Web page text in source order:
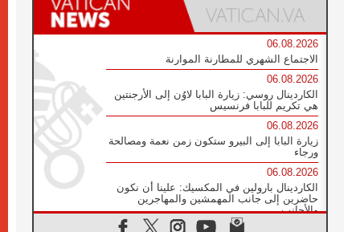
06.08.2026
الاجتماع الشهري للمطارنة الموارنة
06.08.2026
الكاردينال روسي: زيارة البابا لاوُن إلى الأرجنتين
هي تكريم للبابا فرنسيس
06.08.2026
زيارة البابا إلى البيرو ستكون زمن نعمة ومصالحة
ورجاء
06.08.2026
الكاردينال بارولين في المكسيك: علينا أن نكون
حاضرين إلى جانب المهمشين والمهاجرين
والأجانب